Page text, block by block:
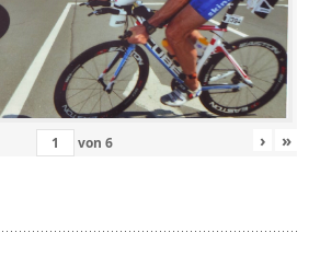
von 6 › »